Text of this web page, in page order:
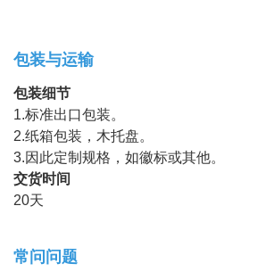
包装与运输
包装细节
1.标准出口包装。
2.纸箱包装，木托盘。
3.因此定制规格，如徽标或其他。
交货时间
20天
常问问题